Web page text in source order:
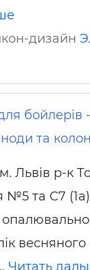
дизайн
бойлерів
та
Львів р-к
№5 та С7
весняного
Читать